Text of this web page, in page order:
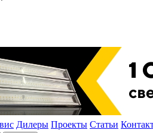
Дилеры Проекты Статьи